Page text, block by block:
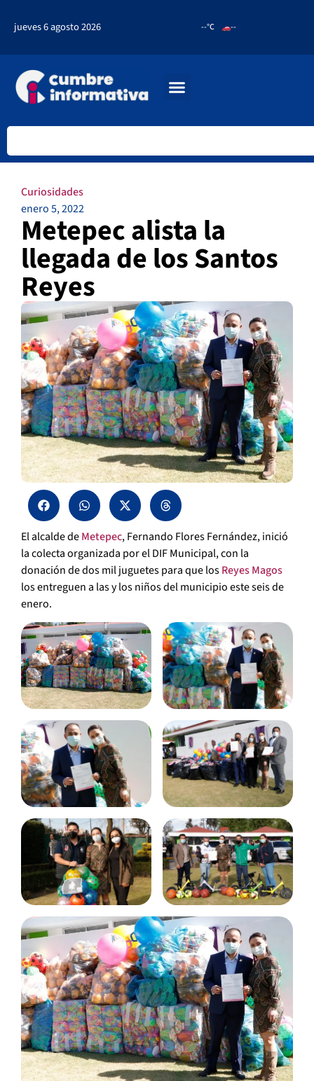
jueves 6 agosto 2026 --°C --
Curiosidades
enero 5, 2022
Metepec alista la
llegada de los Santos
Reyes
El alcalde deMetepec, Fernando Flores Fernández, inició
la colecta organizada por el DIF Municipal, con la
donación de dos mil juguetes para que losReyes Magos
los entreguen a las y los niños del municipio este seis de
enero.